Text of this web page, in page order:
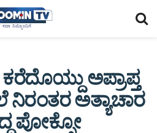
ಅಪ್ರಾಪ್ತ
ಅತ್ಯಾಚಾರ
ಪೋಕ್ಸೋ